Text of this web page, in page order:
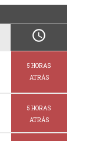
schedule
5 HORAS
ATRÁS
5 HORAS
ATRÁS